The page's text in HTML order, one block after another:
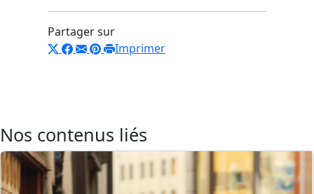
Partager sur
Imprimer
Nos contenus liés